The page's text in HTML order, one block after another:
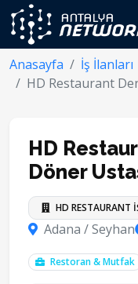
Anasayfa İş İlanları
HD Restaurant
HD
Döner
HD RESTAURANT
Adana / Seyhan
Restoran & Mutfak